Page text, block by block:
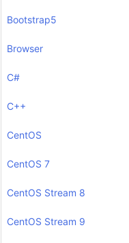
Bootstrap5
Browser
C#
C++
CentOS
CentOS 7
CentOS Stream 8
CentOS Stream 9